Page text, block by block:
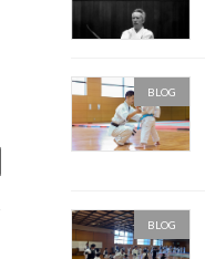
BLOG
BLOG